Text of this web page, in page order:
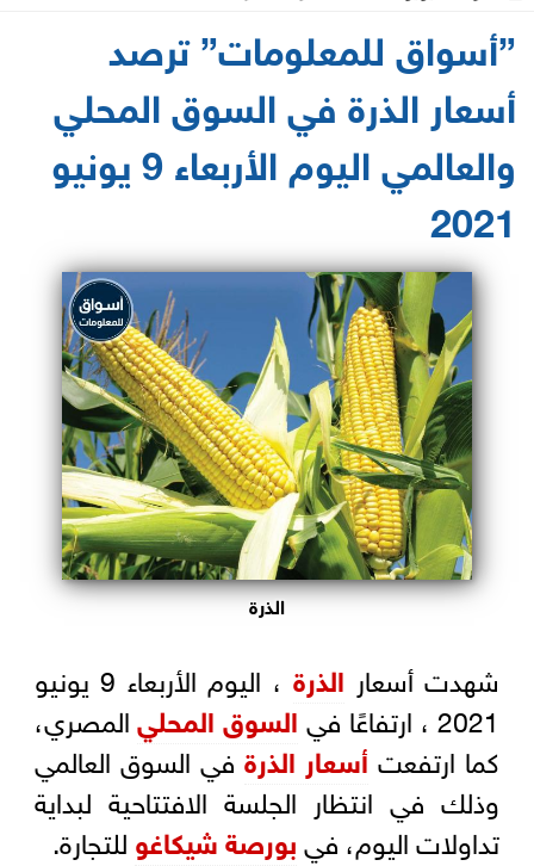
”أسواق للمعلومات” ترصد
أسعار الذرة في السوق المحلي
والعالمي اليوم الأربعاء 9 يونيو
2021
الذرة
شهدت أسعار الذرة
، اليوم الأربعاء 9 يونيو
2021 ، ارتفاعًا في
السوق المحليالمصري،
كما ارتفعت أسعار الذرة في السوق العالمي
وذلك في انتظار الجلسة الافتتاحية لبداية
تداولات اليوم، فيبورصة شيكاغوللتجارة.